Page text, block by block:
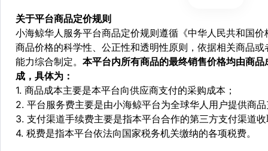
关于平台商品定价规则
小海鲸华人服务平台商品定价规则遵循《中华人民共和国
商品价格的科学性、公正性和透明性原则，依据相关商品
能力综合制定。 本平台内所有商品的最终销售价格均由商
成，具体为：
1. 商品成本主要是本平台向供应商支付的采购成本；
2. 平台服务费主要是由小海鲸平台为全球华人用户提供商
3. 支付渠道手续费主要是指本平台合作的第三方支付渠道
4. 税费是指本平台依法向国家税务机关缴纳的各项税费。